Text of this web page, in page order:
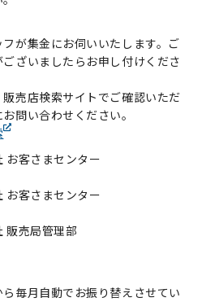
が集金にお伺いいたします。ご
ざいましたらお申し付けくださ
売店検索サイトでご確認いただ
問い合わせください。
お客さまセンター
お客さまセンター
販売局管理部
毎月自動でお振り替えさせてい